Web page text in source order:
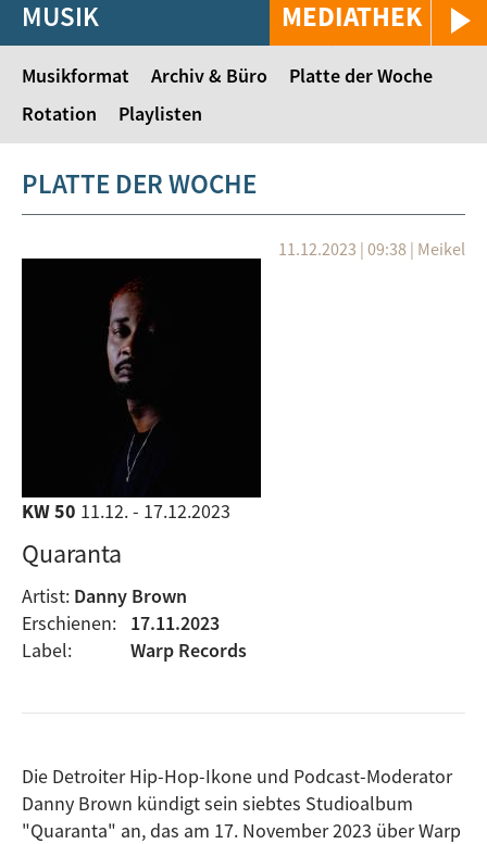
MEDIATHEK
MUSIK
Musikformat Archiv & Büro
Platte der Woche
Rotation
Playlisten
PLATTE DER WOCHE
11.12.2023 | 09:38 | Meikel
KW 50 11.12. - 17.12.2023
Quaranta
Artist: Danny Brown
Erschienen:
17.11.2023
Label:
Warp Records
Die Detroiter Hip-Hop-Ikone und Podcast-Moderator
Danny Brown kündigt sein siebtes Studioalbum
"Quaranta" an, das am 17. November 2023 über Warp